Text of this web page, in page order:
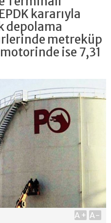
kararıyla
depolama
metreküp
ise 7,31
A+ A-